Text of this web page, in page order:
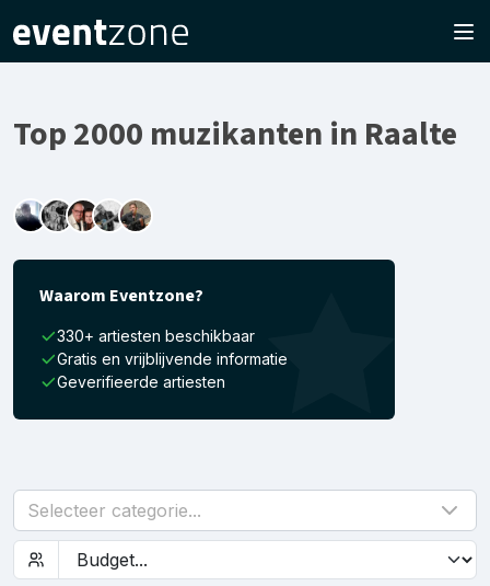
Top 2000 muzikanten in Raalte
Waarom Eventzone?
330+ artiesten beschikbaar
Gratis en vrijblijvende informatie
Geverifieerde artiesten
Selecteer categorie...